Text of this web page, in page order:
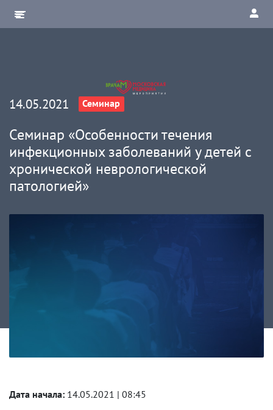
14.05.2021 Семинар
Семинар «Особенности течения
инфекционных заболеваний у детей с
хронической неврологической
патологией»
Дата начала:
14.05.2021 | 08:45